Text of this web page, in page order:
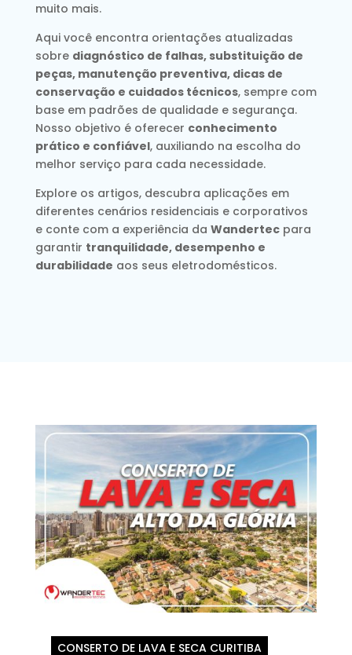
muito mais.
Aqui você encontra orientações atualizadas
sobre diagnóstico de falhas, substituição de
peças, manutenção preventiva, dicas de
conservação e cuidados técnicos, sempre com
base em padrões de qualidade e segurança.
Nosso objetivo é oferecer conhecimento
prático e confiável, auxiliando na escolha do
melhor serviço para cada necessidade.
Explore os artigos, descubra aplicações em
diferentes cenários residenciais e corporativos
e conte com a experiência da Wandertecpara
garantir tranquilidade, desempenho e
durabilidade aos seus eletrodomésticos.
CONSERTO DE LAVA E SECA CURITIBA